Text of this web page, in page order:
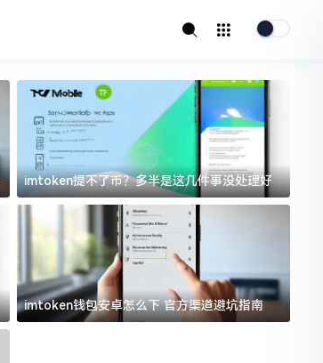
imtoken提不了币？多半是这几件事没处理好
imtoken钱包安卓怎么下 官方渠道避坑指南